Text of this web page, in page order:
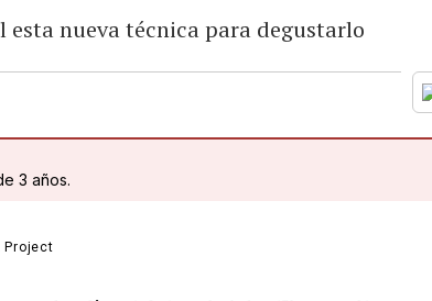
esta nueva técnica para degustarlo
3 años.